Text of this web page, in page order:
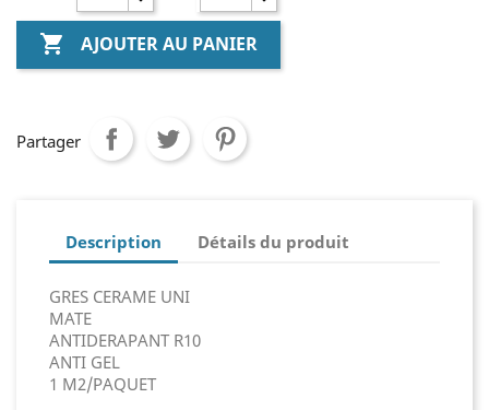
 AJOUTER AU PANIER
Partager
Description Détails du produit
GRES CERAME UNI
MATE
ANTIDERAPANT R10
ANTI GEL
1 M2/PAQUET